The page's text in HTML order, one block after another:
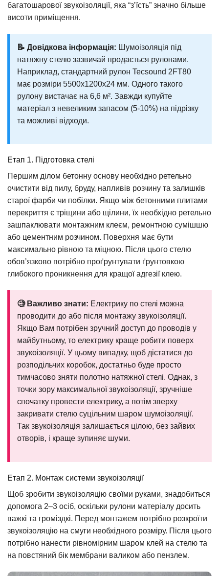
багатошарової звукоізоляції, яка “з’їсть” значно більше
висоти приміщення.
📝 Довідкова інформація: Шумоізоляція під
натяжну стелю зазвичай продається рулонами.
Наприклад, стандартний рулон Tecsound 2FT80
має розміри 5500х1200х24 мм. Одного такого
рулону вистачає на 6,6 м². Завжди купуйте
матеріал з невеликим запасом (5-10%) на підрізку
та можливі відходи.
Етап 1. Підготовка стелі
Першим ділом бетонну основу необхідно ретельно
очистити від пилу, бруду, напливів розчину та залишків
старої фарби чи побілки. Якщо між бетонними плитами
перекриття є тріщини або щілини, їх необхідно ретельно
зашпаклювати монтажним клеєм, ремонтною сумішшю
або цементним розчином. Поверхня має бути
максимально рівною та міцною. Після цього стелю
обов’язково потрібно проґрунтувати ґрунтовкою
глибокого проникнення для кращої адгезії клею.
🧐 Важливо знати: Електрику по стелі можна
проводити до або після монтажу звукоізоляції.
Якщо Вам потрібен зручний доступ до проводів у
майбутньому, то електрику краще робити поверх
звукоізоляції. У цьому випадку, щоб дістатися до
розподільчих коробок, достатньо буде просто
тимчасово зняти полотно натяжної стелі. Однак, з
точки зору максимальної звукоізоляції, зручніше
спочатку провести електрику, а потім зверху
закривати стелю суцільним шаром шумоізоляції.
Так звукоізоляція залишається цілою, без зайвих
отворів, і краще зупиняє шуми.
Етап 2. Монтаж системи звукоізоляції
Щоб зробити звукоізоляцію своїми руками, знадобиться
допомога 2–3 осіб, оскільки рулони матеріалу досить
важкі та громіздкі. Перед монтажем потрібно розкроїти
звукоізоляцію на смуги необхідного розміру. Після цього
потрібно нанести рівномірним шаром клей на стелю та
на повстяний бік мембрани валиком або пензлем.